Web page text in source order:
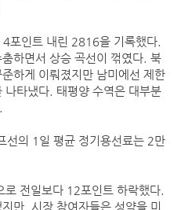
포인트 내린 2816을 기록했다.
하면서 상승 곡선이 꺾였다. 북
하게 이뤄졌지만 남미에선 제한
나타냈다. 태평양 수역은 대부분
선의 1일 평균 정기용선료는 2만
전일보다 12포인트 하락했다.
만, 시장 참여자들은 성약을 미